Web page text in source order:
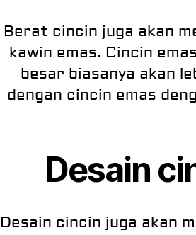
Berat cincin juga akan
kawin emas. Cincin
besar biasanya akan
dengan cincin emas
Desain
Desain cincin juga akan